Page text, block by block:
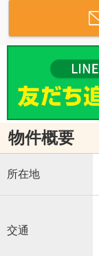
物件概要
所在地
交通